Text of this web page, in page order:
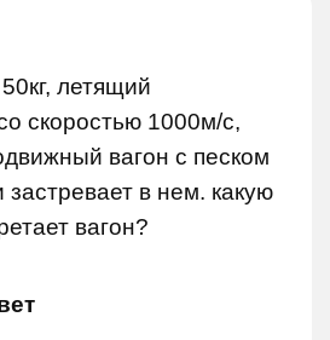
летящий
скоростью 1000м/с,
вагон с песком
застревает в нем. какую
вагон?